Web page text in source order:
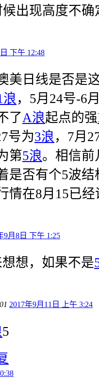
出现高度不确
下午 12:48
美日线是否是
浪 ，5月24号-6
了A浪起点的强
号为3浪 ，7月
第5浪。相信前
是否有个5波结
情在8月15已
9月8日 下午 1:25
想，如果不是
2017年9月11日 上午 3:24
5